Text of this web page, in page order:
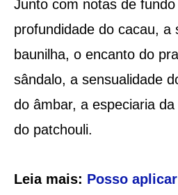
Junto com notas de
profundidade do cacau, a
baunilha, o encanto do
sândalo, a sensualidade
do âmbar, a especiaria
do patchouli.
Leia mais: Posso